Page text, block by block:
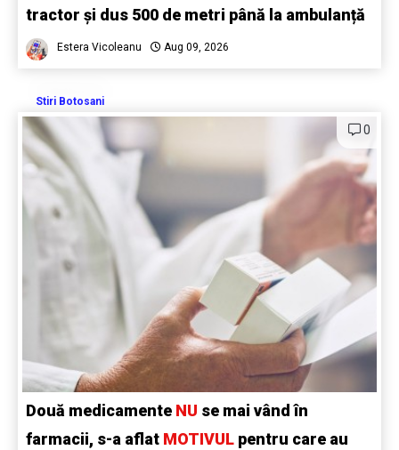
tractor și dus 500 de metri până la ambulanță
Estera Vicoleanu Aug 09, 2026
Stiri Botosani
0
Două medicamente NU se mai vând în
farmacii, s-a aflat MOTIVUL pentru care au